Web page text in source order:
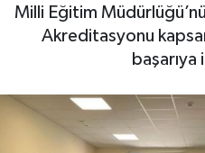
Milli Eğitim
Akreditasyonu
başarıya